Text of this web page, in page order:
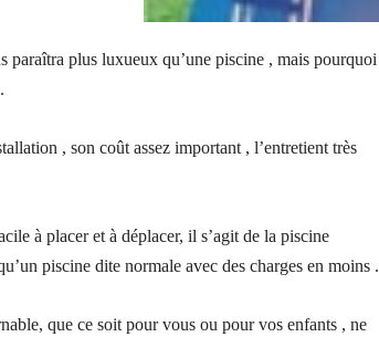
paraîtra plus luxueux qu’une piscine , mais pourquoi
, son coût assez important , l’entretient très
à placer et à déplacer, il s’agit de la piscine
piscine dite normale avec des charges en moins .
que ce soit pour vous ou pour vos enfants , ne